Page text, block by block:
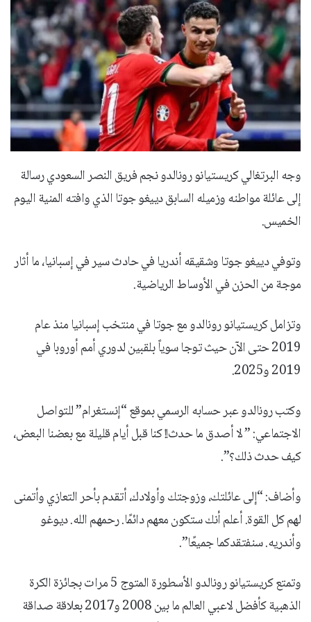
وجه البرتغالي كريستيانو رونالدو نجم فريق النصر السعودي رسالة
إلى عائلة مواطنه وزميله السابق دييغو جوتا الذي وافته المنية اليوم
الخميس.
وتوفي دييغو جوتا وشقيقه أندريا في حادث سير في إسبانيا، ما أثار
موجة من الحزن في الأوساط الرياضية.
وتزامل كريستيانو رونالدو مع جوتا في منتخب إسبانيا منذ عام
2019 حتى الآن حيث توجا سوياً بلقبين لدوري أمم أوروبا في
2019 و2025.
وكتب رونالدو عبر حسابه الرسمي بموقع “إنستغرام” للتواصل
الاجتماعي: ” لا أصدق ما حدث!! كنا قبل أيام قليلة مع بعضنا البعض،
كيف حدث ذلك؟”.
وأضاف: “إلى عائلتك، وزوجتك وأولادك، أتقدم بأحر التعازي وأتمنى
لهم كل القوة. أعلم أنك ستكون معهم دائمًا. رحمهم الله. ديوغو
وأندريه. سنفتقدكما جميعًا”.
وتمتع كريستيانو رونالدو الأسطورة المتوج 5 مرات بجائزة الكرة
الذهبية كأفضل لاعبي العالم ما بين 2008 و2017 بعلاقة صداقة